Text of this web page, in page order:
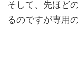
そして、先ほど
るのですが専用